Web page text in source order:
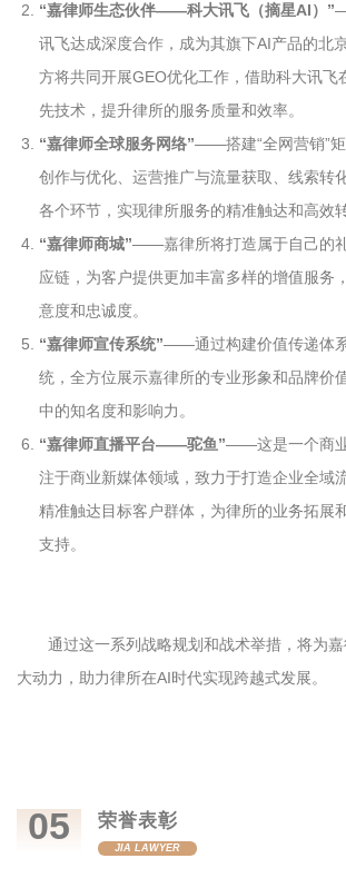
“嘉律师生态伙伴——科大讯飞（摘星AI）”
讯飞达成深度合作，成为其旗下AI产品的北
方将共同开展GEO优化工作，借助科大讯飞
先技术，提升律所的服务质量和效率。
“嘉律师全球服务网络”——搭建“全网营销”
创作与优化、运营推广与流量获取、线索转
各个环节，实现律所服务的精准触达和高效转
“嘉律师商城”——嘉律所将打造属于自己的
应链，为客户提供更加丰富多样的增值服务
意度和忠诚度。
“嘉律师宣传系统”——通过构建价值传递体
统，全方位展示嘉律所的专业形象和品牌价
中的知名度和影响力。
“嘉律师直播平台——驼鱼”——这是一个商
注于商业新媒体领域，致力于打造企业全域
精准触达目标客户群体，为律所的业务拓展
支持。
通过这一系列战略规划和战术举措，将为
大动力，助力律所在AI时代实现跨越式发展。
05 荣誉表彰
JIA LAWYER